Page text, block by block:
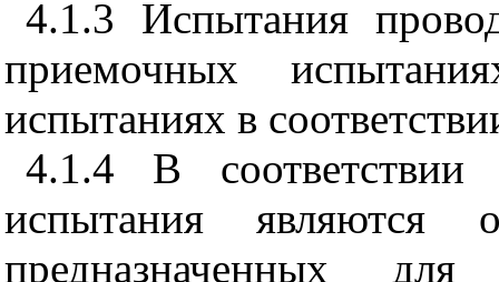
4.1.3 Испытания
приемочных
испытаниях в
4.1.4 В
испытания являются
предназначенных